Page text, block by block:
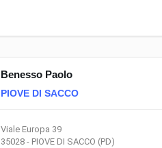
Benesso Paolo
PIOVE DI SACCO
Viale Europa 39
35028 - PIOVE DI SACCO (PD)